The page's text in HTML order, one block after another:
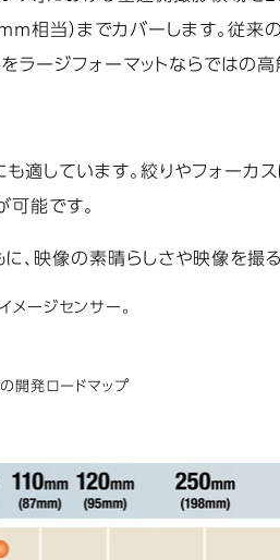
当）までカバーします。従来
ージフォーマットならではの高
しています。絞りやフォーカ
可能です。
、映像の素晴らしさや映像を撮
ージセンサー。
の開発ロードマップ